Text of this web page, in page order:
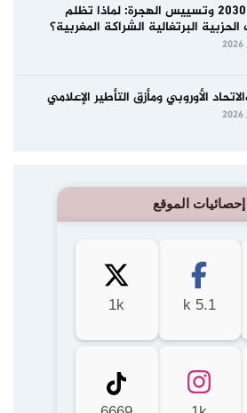
مونديال 2030 وتسييس الهجرة: لماذا تظلم
الحزبية البرتغالية الشراكة المغربية؟
الأوروبي ومأزق التأطير الإعلامي
إحصائيات الموقع
5.1 k
1k